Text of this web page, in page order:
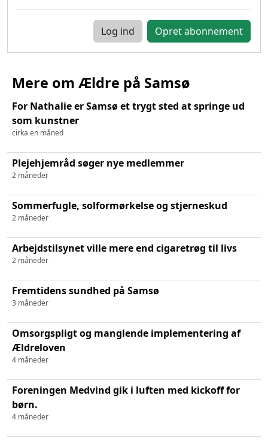
Log ind
Mere om Ældre på Samsø
For Nathalie er Samsø et trygt sted at springe ud
som kunstner
cirka en måned
Plejehjemråd søger nye medlemmer
2 måneder
Sommerfugle, solformørkelse og stjerneskud
2 måneder
Arbejdstilsynet ville mere end cigaretrøg til livs
2 måneder
Fremtidens sundhed på Samsø
3 måneder
Omsorgspligt og manglende implementering af
Ældreloven
4 måneder
Foreningen Medvind gik i luften med kickoff for
børn.
4 måneder